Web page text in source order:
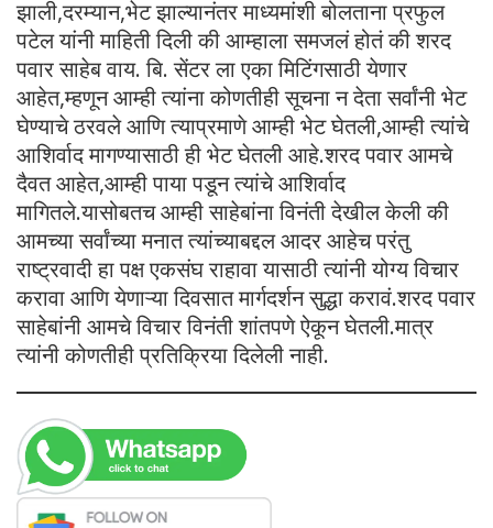
झाली,दरम्यान,भेट झाल्यानंतर माध्यमांशी बोलताना प्रफुल
पटेल यांनी माहिती दिली की आम्हाला समजलं होतं की शरद
पवार साहेब वाय. बि. सेंटर ला एका मिटिंगसाठी येणार
आहेत,म्हणून आम्ही त्यांना कोणतीही सूचना न देता सर्वांनी भेट
घेण्याचे ठरवले आणि त्याप्रमाणे आम्ही भेट घेतली,आम्ही त्यांचे
आशिर्वाद मागण्यासाठी ही भेट घेतली आहे.शरद पवार आमचे
दैवत आहेत,आम्ही पाया पडून त्यांचे आशिर्वाद
मागितले.यासोबतच आम्ही साहेबांना विनंती देखील केली की
आमच्या सर्वांच्या मनात त्यांच्याबद्दल आदर आहेच परंतु
राष्ट्रवादी हा पक्ष एकसंघ राहावा यासाठी त्यांनी योग्य विचार
करावा आणि येणाऱ्या दिवसात मार्गदर्शन सुद्धा करावं.शरद पवार
साहेबांनी आमचे विचार विनंती शांतपणे ऐकून घेतली.मात्र
त्यांनी कोणतीही प्रतिक्रिया दिलेली नाही.